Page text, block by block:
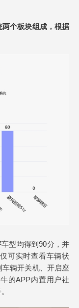
个板块组成，根据
型均得到90分，并
可实时查看车辆状
辆开关机、开启座
的APP内置用户社